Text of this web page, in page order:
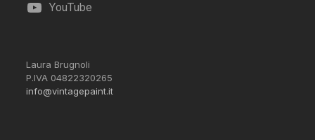
YouTube
Laura Brugnoli
P.IVA 04822320265
info@vintagepaint.it